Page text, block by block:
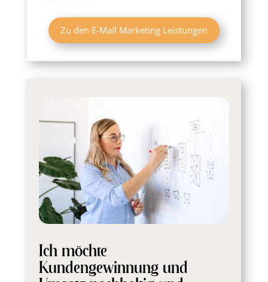
Zu den E-Mail Marketing Leistungen
Ich möchte
Kundengewinnung und